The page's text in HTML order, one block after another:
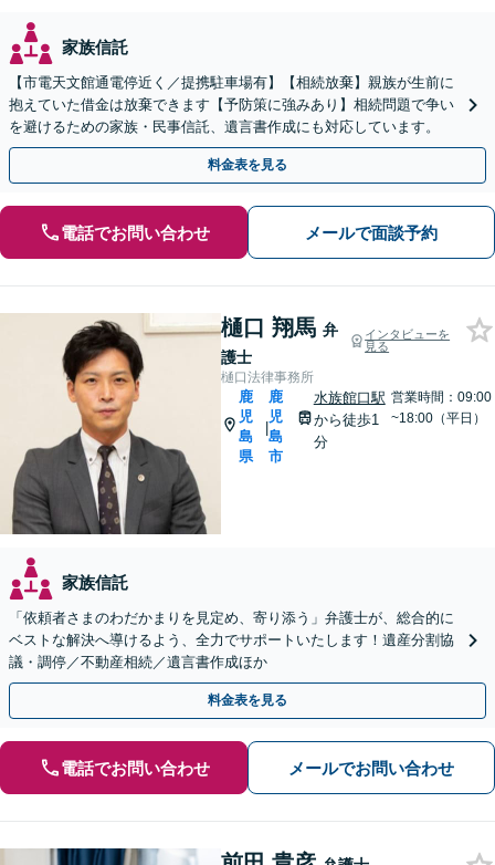
家族信託
【市電天文館通電停近く／提携駐車場有】【相続放棄】親族が生前に
抱えていた借金は放棄できます【予防策に強みあり】相続問題で争い
を避けるための家族・民事信託、遺言書作成にも対応しています。
料金表を見る
電話でお問い合わせ メールで面談予約
樋口 翔馬 弁
護士
インタビューを
見る
樋口法律事務所
鹿
児
島
県
|
鹿
児
島
市
水族館口駅
から徒歩1
分
営業時間：09:00
~18:00（平日）
家族信託
「依頼者さまのわだかまりを見定め、寄り添う」弁護士が、総合的に
ベストな解決へ導けるよう、全力でサポートいたします！遺産分割協
議・調停／不動産相続／遺言書作成ほか
料金表を見る
電話でお問い合わせ メールでお問い合わせ